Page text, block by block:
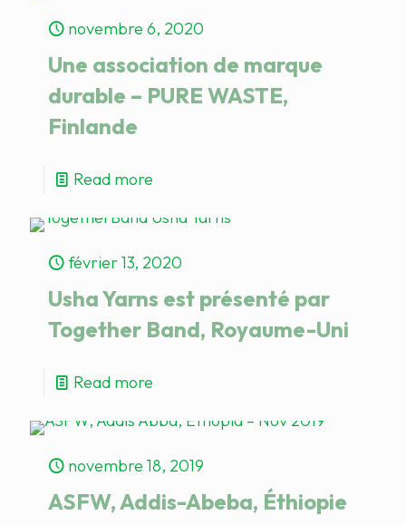
novembre 6, 2020
Une association de marque
durable – PURE WASTE,
Finlande
Read more
février 13, 2020
Usha Yarns est présenté par
Together Band, Royaume-Uni
Read more
novembre 18, 2019
ASFW, Addis-Abeba, Éthiopie